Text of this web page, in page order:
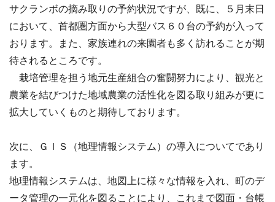
サクランボの摘み取りの予約状況ですが、既に、５月末日
において、首都圏方面から大型バス６０台の予約が入って
おります。また、家族連れの来園者も多く訪れることが期
待されるところです。
栽培管理を担う地元生産組合の奮闘努力により、観光と
農業を結びつけた地域農業の活性化を図る取り組みが更に
拡大していくものと期待しております。
次に、ＧＩＳ（地理情報システム）の導入についてであり
ます。
地理情報システムは、地図上に様々な情報を入れ、町のデ
ータ管理の一元化を図ることにより、これまで図面・台帳